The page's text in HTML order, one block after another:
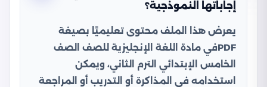
إجاباتها النموذجية؟
يعرض هذا الملف محتوى تعليميًا بصيغة
PDFفي مادة اللغة الإنجليزية للصف الصف
الخامس الإبتدائي الترم الثاني، ويمكن
استخدامه في المذاكرة أو التدريب أو المراجعة